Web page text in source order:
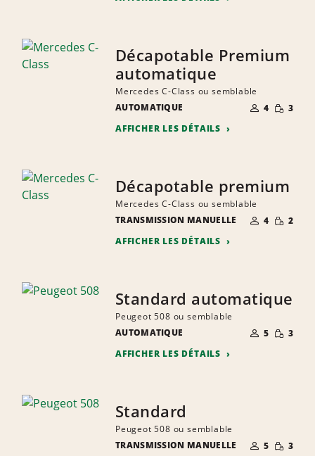
Décapotable Premium
automatique
Mercedes C-Class ou semblable
AUTOMATIQUE
NOMBRE DE
PERSONNES
4 RÉDUITE
3
AFFICHER LES DÉTAILS
Décapotable premium
Mercedes C-Class ou semblable
TRANSMISSION MANUELLE
NOMBRE DE
PERSONNES
4 RÉDUITE
2
AFFICHER LES DÉTAILS
Standard automatique
Peugeot 508 ou semblable
AUTOMATIQUE
NOMBRE DE
PERSONNES
5 RÉDUITE
3
AFFICHER LES DÉTAILS
Standard
Peugeot 508 ou semblable
TRANSMISSION MANUELLE
NOMBRE DE
PERSONNES
5 RÉDUITE
3